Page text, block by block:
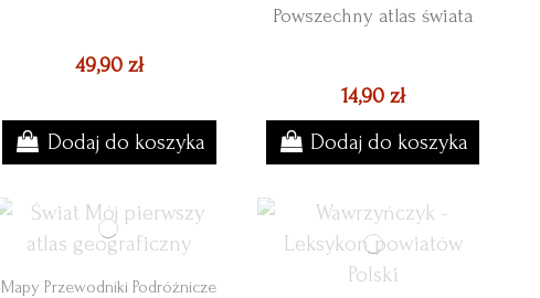
49,90 zł
Dodaj do koszyka
Powszechny atlas świata
14,90 zł
Dodaj do koszyka
Mapy Przewodniki Podróżnicze